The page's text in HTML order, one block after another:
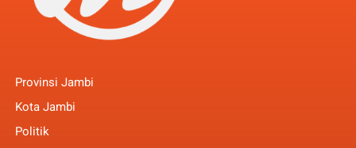
Provinsi Jambi
Kota Jambi
Politik